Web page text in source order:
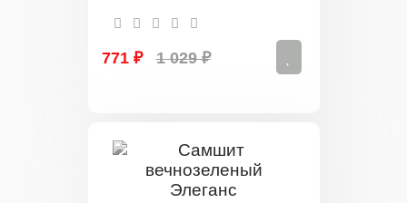
771 ₽ 1 029 ₽